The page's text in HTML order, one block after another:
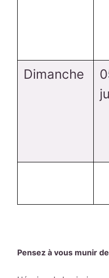
Dimanche
Pensez à vous munir